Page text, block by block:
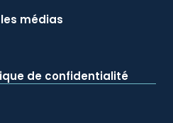
médias
de confidentialité